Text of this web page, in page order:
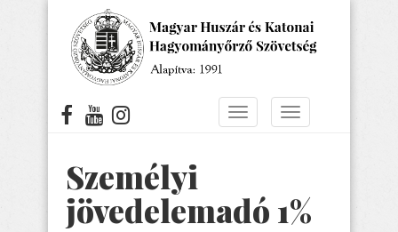
Navigáció
Navigáció
Személyi
jövedelemadó 1%